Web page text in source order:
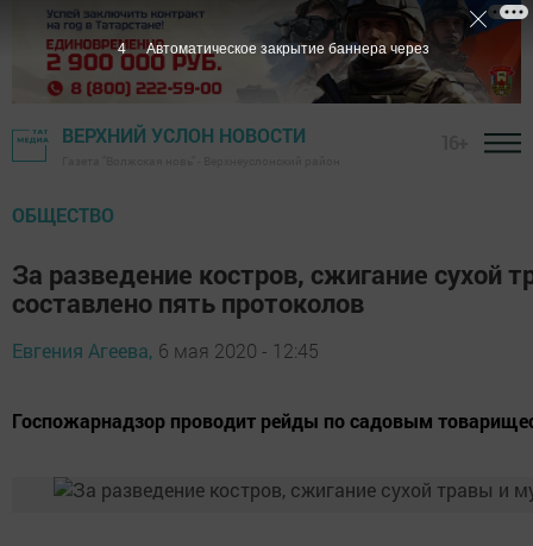
ВЕРХНИЙ УСЛОН НОВОСТИ
ОБЩЕСТВО
За разведение костров, сжигание сухой
составлено пять протоколов
Евгения Агеева, 6 мая 2020 - 12:45
Госпожарнадзор проводит рейды по садовым
3 Автоматическое закрытие баннера через